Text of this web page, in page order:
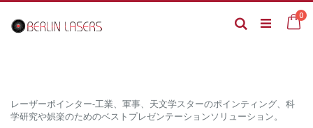
to
Content
0
Search
レーザーポインター-工業、軍事、天文学スターのポインティング、科
学研究や娯楽のためのベストプレゼンテーションソリューション。